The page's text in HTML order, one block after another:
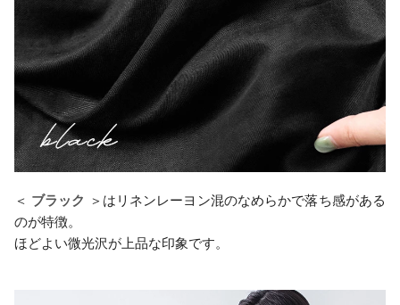
＜ ブラック ＞はリネンレーヨン混のなめらかで落ち感がある
のが特徴。
ほどよい微光沢が上品な印象です。